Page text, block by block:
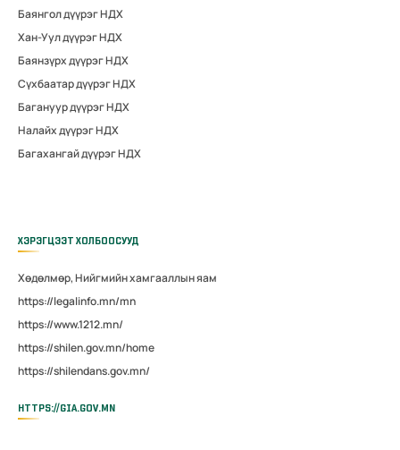
Баянгол дүүрэг НДХ
Хан-Уул дүүрэг НДХ
Баянзүрх дүүрэг НДХ
Сүхбаатар дүүрэг НДХ
Багануур дүүрэг НДХ
Налайх дүүрэг НДХ
Багахангай дүүрэг НДХ
ХЭРЭГЦЭЭТ ХОЛБООСУУД
Хөдөлмөр, Нийгмийн хамгааллын яам
https://legalinfo.mn/mn
https://www.1212.mn/
https://shilen.gov.mn/home
https://shilendans.gov.mn/
HTTPS://GIA.GOV.MN